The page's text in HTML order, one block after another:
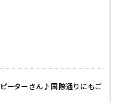
ーターさん♪国際通りにもご